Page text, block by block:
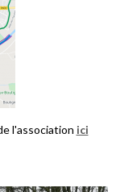
l'association ici